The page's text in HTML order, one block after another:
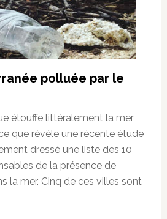
polluée par le
étouffe littéralement la mer
que révèle une récente étude
dressé une liste des 10
de la présence de
la mer. Cinq de ces villes sont